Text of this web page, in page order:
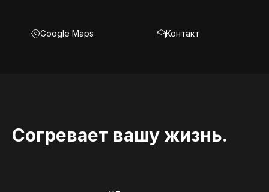
Google Maps Контакт
Согревает вашу жизнь.